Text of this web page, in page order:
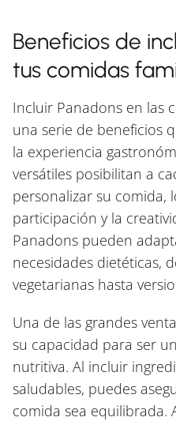
Beneficios de
tus comidas
Incluir Panadons en las
una serie de beneficios
la experiencia
versátiles posibilitan a
personalizar su comida,
participación y la
Panadons pueden
necesidades dietéticas,
vegetarianas hasta
Una de las grandes
su capacidad para ser
nutritiva. Al incluir
saludables, puedes
comida sea equilibrada.